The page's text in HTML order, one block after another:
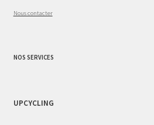
Nous contacter
NOS SERVICES
UPCYCLING